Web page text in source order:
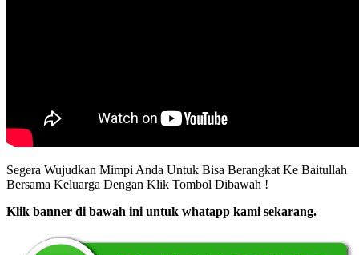
Segera Wujudkan Mimpi Anda Untuk Bisa Berangkat Ke Baitullah
Bersama Keluarga Dengan Klik Tombol Dibawah !
Klik banner di bawah ini untuk whatapp kami sekarang.